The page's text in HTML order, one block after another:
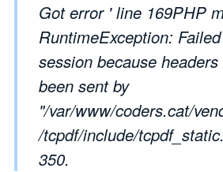
Got error ' line 169PHP
RuntimeException:
session because
been sent by
"/var/www/coders.cat/
/tcpdf/include/
350.